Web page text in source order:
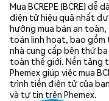
Mua BCREPE (BCRE)
điện tử hiệu quả nhất
hưởng mua bán an
toán linh hoạt, bao gồm
nhà cung cấp bên thứ
toàn thế giới. Nền tảng
Phemex giúp việc mua
trình tiền điện tử của
và tự tin trên Phemex.